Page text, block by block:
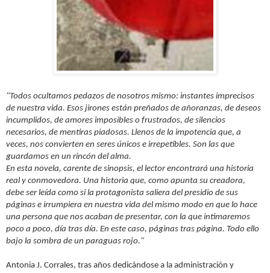
"Todos ocultamos pedazos de nosotros mismo: instantes imprecisos
de nuestra vida. Esos jirones están preñados de añoranzas, de deseos
incumplidos, de amores imposibles o frustrados, de silencios
necesarios, de mentiras piadosas. Llenos de la impotencia que, a
veces, nos convierten en seres únicos e irrepetibles. Son las que
guardamos en un rincón del alma.
En esta novela, carente de sinopsis, el lector encontrará una historia
real y conmovedora. Una historia que, como apunta su creadora,
debe ser leída como si la protagonista saliera del presidio de sus
páginas e irrumpiera en nuestra vida del mismo modo en que lo hace
una persona que nos acaban de presentar, con la que intimaremos
poco a poco, día tras día. En este caso, páginas tras página. Todo ello
bajo la sombra de un paraguas rojo."
Antonia J. Corrales, tras años dedicándose a la administración y